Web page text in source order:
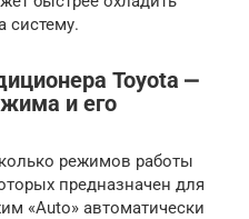
систему.
Toyota ⎼
и его
режимов работы
предназначен для
«Auto» автоматически